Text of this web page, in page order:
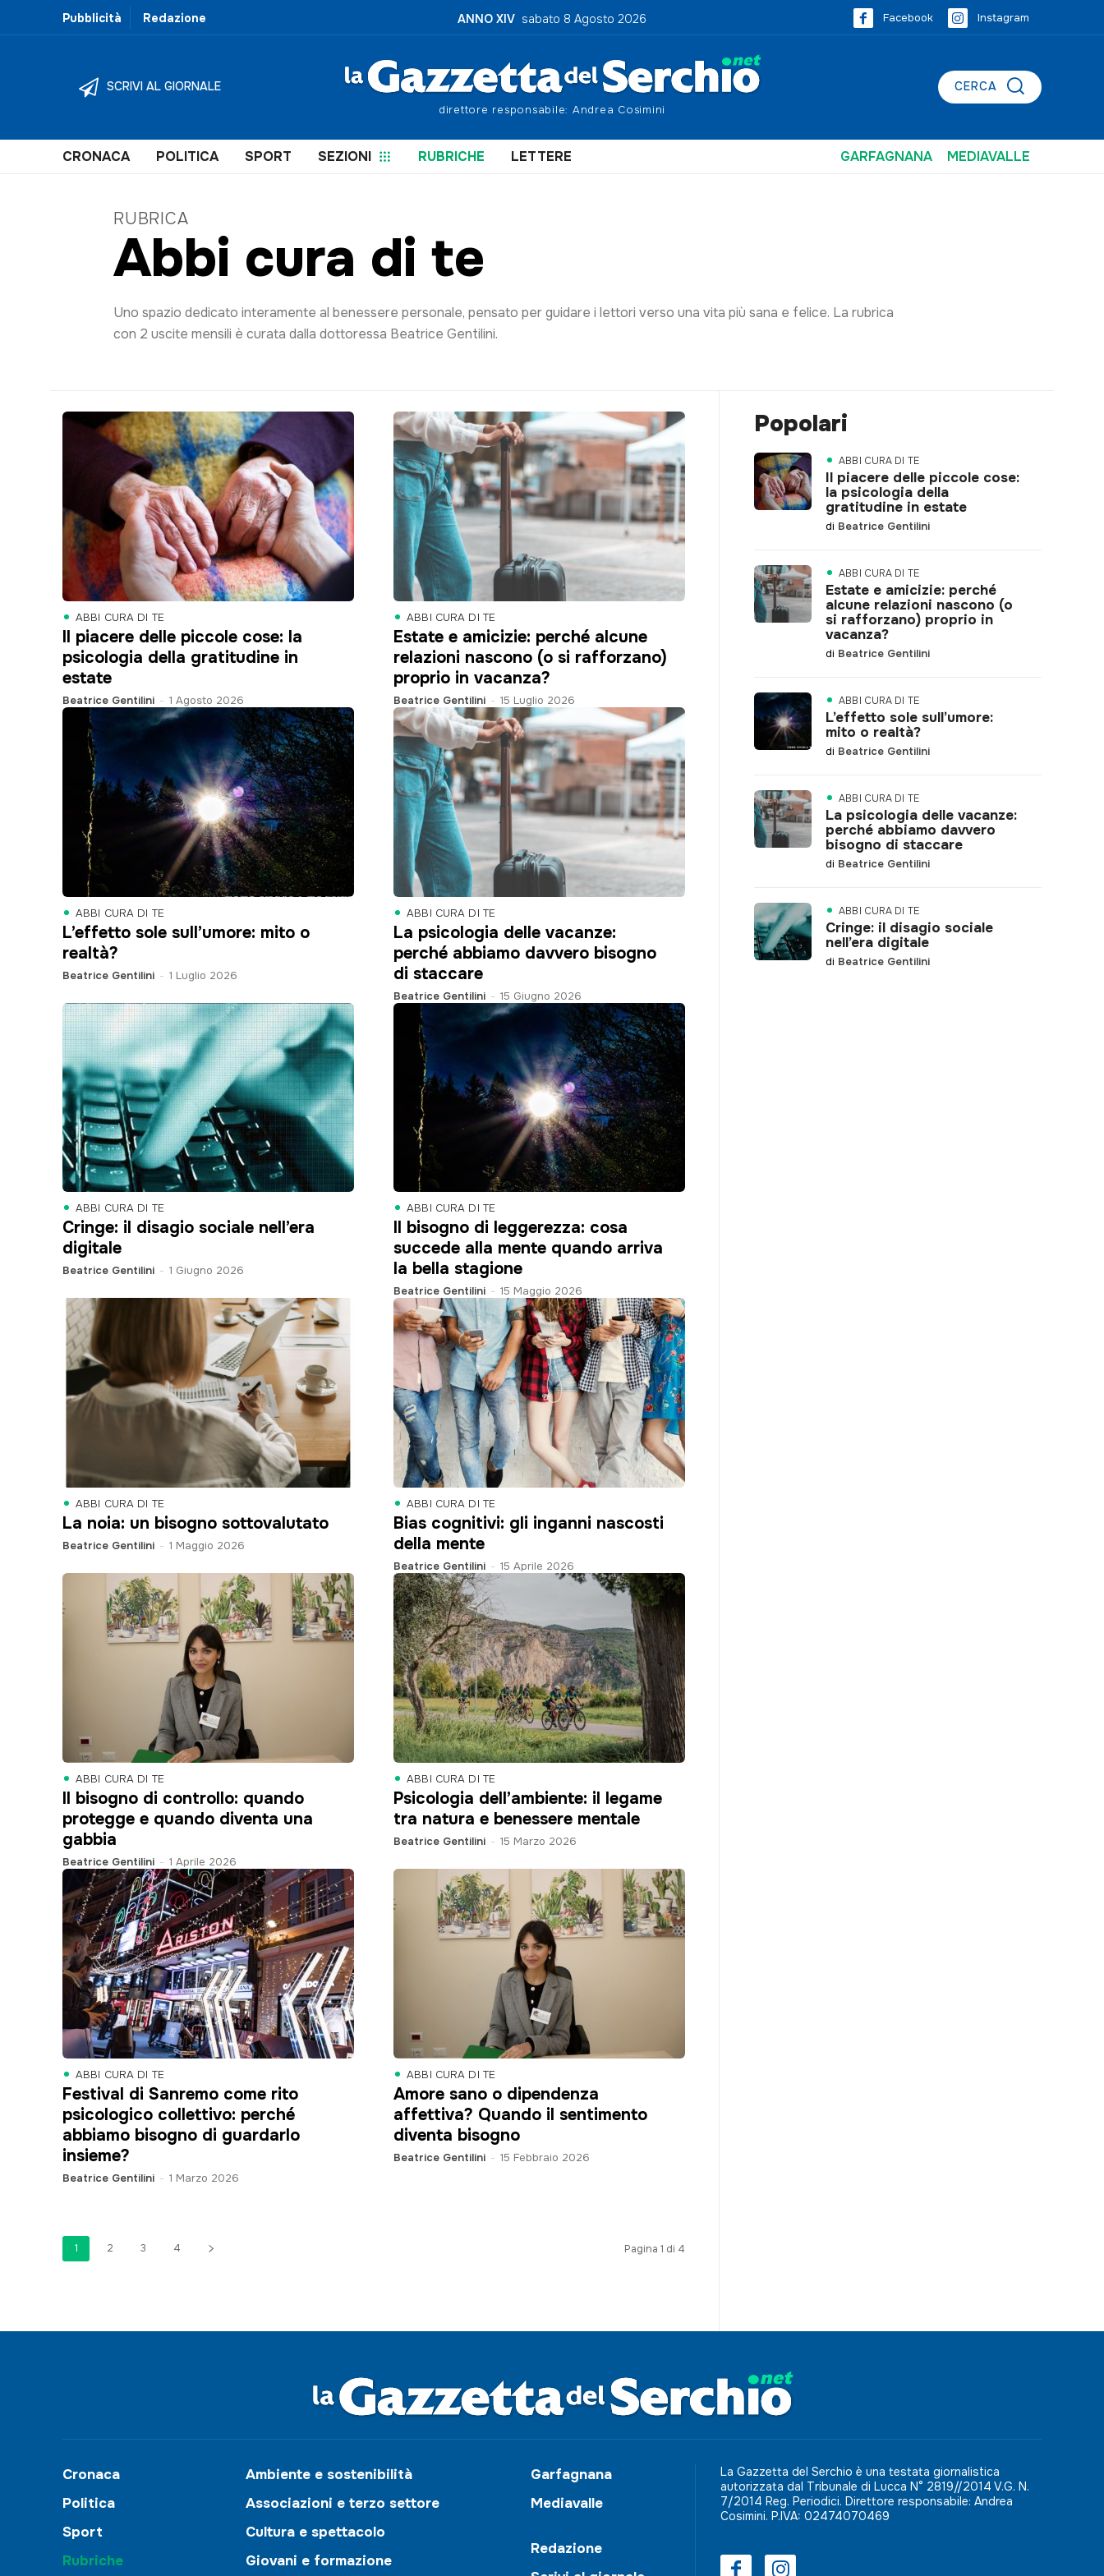
Scrivi al giornale
Redazione
Per repliche, comunicati stampa, lettere, rubriche.
redazione@lagazzettadelserchio.net
Commerciale
Pubblicità Redazione ANNO XIV sabato 8 Agosto 2026 Facebook Instagram
SCRIVI AL GIORNALE
direttore responsabile: Andrea Cosimini
CERCA
CRONACA POLITICA SPORT SEZIONI RUBRICHE LETTERE GARFAGNANA MEDIAVALLE
RUBRICA
Abbi cura di te
Uno spazio dedicato interamente al benessere personale, pensato per guidare i lettori verso una vita più sana e felice. La rubrica
con 2 uscite mensili è curata dalla dottoressa Beatrice Gentilini.
ABBI CURA DI TE
Il piacere delle piccole cose: la
psicologia della gratitudine in
estate
Beatrice Gentilini - 1 Agosto 2026
ABBI CURA DI TE
Estate e amicizie: perché alcune
relazioni nascono (o si rafforzano)
proprio in vacanza?
Beatrice Gentilini - 15 Luglio 2026
ABBI CURA DI TE
L’effetto sole sull’umore: mito o
realtà?
Beatrice Gentilini - 1 Luglio 2026
ABBI CURA DI TE
La psicologia delle vacanze:
perché abbiamo davvero bisogno
di staccare
Beatrice Gentilini - 15 Giugno 2026
ABBI CURA DI TE
Cringe: il disagio sociale nell’era
digitale
Beatrice Gentilini - 1 Giugno 2026
ABBI CURA DI TE
Il bisogno di leggerezza: cosa
succede alla mente quando arriva
la bella stagione
Beatrice Gentilini - 15 Maggio 2026
ABBI CURA DI TE
La noia: un bisogno sottovalutato
Beatrice Gentilini - 1 Maggio 2026
ABBI CURA DI TE
Bias cognitivi: gli inganni nascosti
della mente
Beatrice Gentilini - 15 Aprile 2026
ABBI CURA DI TE
Il bisogno di controllo: quando
protegge e quando diventa una
gabbia
Beatrice Gentilini - 1 Aprile 2026
ABBI CURA DI TE
Psicologia dell’ambiente: il legame
tra natura e benessere mentale
Beatrice Gentilini - 15 Marzo 2026
ABBI CURA DI TE
Festival di Sanremo come rito
psicologico collettivo: perché
abbiamo bisogno di guardarlo
insieme?
Beatrice Gentilini - 1 Marzo 2026
ABBI CURA DI TE
Amore sano o dipendenza
affettiva? Quando il sentimento
diventa bisogno
Beatrice Gentilini - 15 Febbraio 2026
1 2 3 4 Pagina 1 di 4
Popolari
ABBI CURA DI TE
Il piacere delle piccole cose:
la psicologia della
gratitudine in estate
di Beatrice Gentilini
ABBI CURA DI TE
Estate e amicizie: perché
alcune relazioni nascono (o
si rafforzano) proprio in
vacanza?
di Beatrice Gentilini
ABBI CURA DI TE
L’effetto sole sull’umore:
mito o realtà?
di Beatrice Gentilini
ABBI CURA DI TE
La psicologia delle vacanze:
perché abbiamo davvero
bisogno di staccare
di Beatrice Gentilini
ABBI CURA DI TE
Cringe: il disagio sociale
nell’era digitale
di Beatrice Gentilini
Cronaca
Politica
Sport
Rubriche
Ambiente e sostenibilità
Associazioni e terzo settore
Cultura e spettacolo
Giovani e formazione
Garfagnana
Mediavalle
Redazione
La Gazzetta del Serchio è una testata giornalistica
autorizzata dal Tribunale di Lucca N° 2819//2014 V.G. N.
7/2014 Reg. Periodici. Direttore responsabile: Andrea
Cosimini. P.IVA: 02474070469